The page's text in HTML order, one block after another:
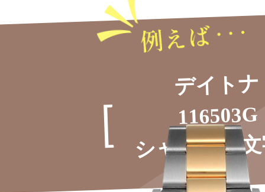
デイトナ
116503G
シャンパン